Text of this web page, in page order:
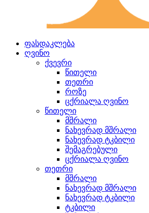
ფასდაკლება
ღვინო
ქვევრი
წითელი
თეთრი
როზე
ცქრიალა ღვინო
წითელი
მშრალი
ნახევრად მშრალი
ნახევრად ტკბილი
შემაგრებული
ცქრიალა ღვინო
თეთრი
მშრალი
ნახევრად მშრალი
ნახევრად ტკბილი
ტკბილი